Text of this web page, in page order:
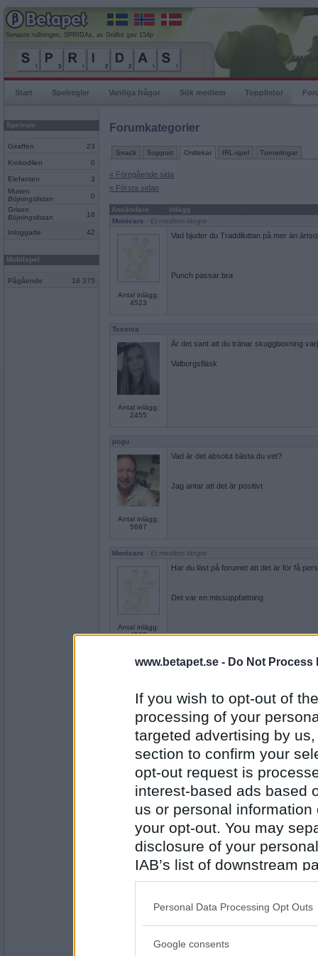
www.betapet.se - Do Not Process
If you wish to opt-out of
processing of your
targeted advertising by
section to confirm your
opt-out request is
interest-based ads based
us or personal
your opt-out. You may
disclosure of your
IAB’s list of downstream
also be disclosed by us
Downstream Participants
Please note that this
Personal Data Processing Opt Outs
Google consents
Senaste rullningen, SPRIDAs, av Gnillot gav 154p
Start Spelregler Vanliga frågor Sök medlem Topplistor
Spelrum
Giraffen 23
Krokodilen 0
Elefanten
3
Musen
Böjningslistan
0
Grisen
Böjningslistan
16
Inloggade 42
Mobilspel
Pågående 18 375
Forumkategorier
Snack Support Ordlekar IRL-spel Turneringar
« Föregående sida
« Första sidan
Användare
Inlägg
Monicare - Ej medlem längre
Antal inlägg:
4523
Vad bjuder du Traddiluttan på mer än
Punch passar bra
Tessica
Antal inlägg:
2455
Är det sant att du tränar skuggboxning
Valborgsfläsk
pogu
Antal inlägg:
5687
Vad är det absolut bästa du vet?
Jag antar att det är positivt
Monicare - Ej medlem längre
Antal inlägg:
4523
Har du läst på forumet att det är för få
Det var en missuppfattning
sasibi2
Antal inlägg:
Pillemarisk
Monicare - Ej medlem längre
Antal inlägg:
Vet du hur jag mår egentligen?
Så himla full i sjutton
sasibi2
Vad tokigt !